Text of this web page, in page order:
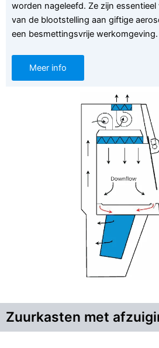
worden nageleefd. Ze zijn
van de blootstelling aan giftige
een besmettingsvrije werkomgeving.
Meer info
Zuurkasten met